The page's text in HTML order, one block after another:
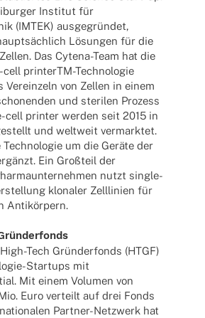
Insti­tut für
(IMTEK) ausge­grün­det,
Lösun­gen für die
Das Cytena-Team hat die
prin­­terTM-Tech­­no­­lo­­gie
Verein­zeln von Zellen in einem
und steri­len Prozess
cell prin­ter werden seit 2015 in
und welt­weit vermark­tet.
um die Geräte der
Ein Groß­teil der
nutzt single-
klon­a­ler Zell­li­nien für
Antikörpern.
Tech Grün­der­fonds (HTGF)
Star­t­ups mit
Mit einem Volu­men von
Euro verteilt auf drei Fonds
Part­­ner-Netz­­werk hat